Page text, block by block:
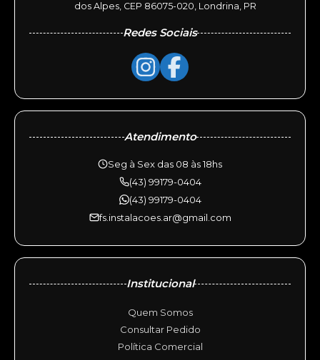
dos Alpes, CEP 86075-020, Londrina, PR
Redes Sociais
Atendimento
Seg à Sex das 08 às 18hs
(43) 99179-0404
(43) 99179-0404
fs.instalacoes.ar@gmail.com
Institucional
Quem Somos
Consultar Pedido
Política Comercial